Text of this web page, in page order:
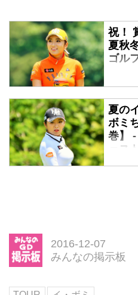
祝！
夏秋
ゴル
2年
ーの
レー
クス
の
季節
夏の
ボミ
巻】
ェスト
2年連
2016-12-07
みんなの掲示板